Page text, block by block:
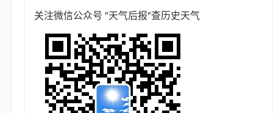
关注微信公众号 "天气后报"查历史天气